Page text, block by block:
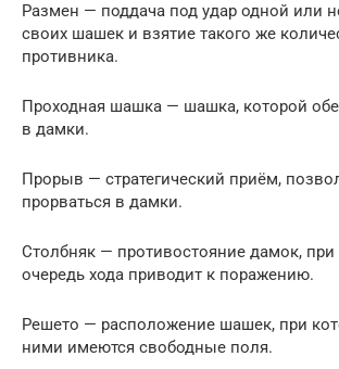
Размен — поддача под удар одной или
своих шашек и взятие такого же
противника.
Проходная шашка — шашка, которой
в дамки.
Прорыв — стратегический приём,
прорваться в дамки.
Столбняк — противостояние дамок, при
очередь хода приводит к поражению.
Решето — расположение шашек, при
ними имеются свободные поля.